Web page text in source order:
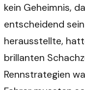
kein Geheimnis,
entscheidend
herausstellte,
brillanten
Rennstrategien